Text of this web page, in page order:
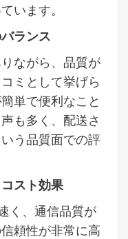
います。
ランス
ながら、品質が
ミとして挙げら
単で便利なこと
も多く、配送さ
う品質面での評
スト効果
く、通信品質が
頼性が非常に高